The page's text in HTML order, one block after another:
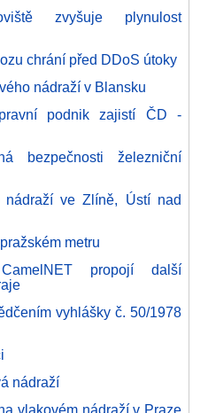
zvyšuje plynulost
chrání před DDoS útoky
nádraží v Blansku
podnik zajistí ČD -
bezpečnosti železniční
ve Zlíně, Ústí nad
metru
propojí další
vyhlášky č. 50/1978
nádraží